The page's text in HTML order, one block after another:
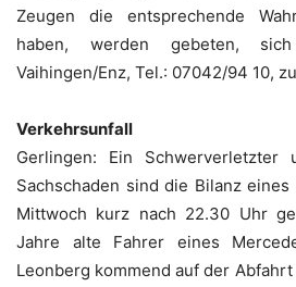
Zeugen die entsprechende
haben, werden gebeten,
Vaihingen/Enz, Tel.: 07042/94 10,
Verkehrsunfall
Gerlingen: Ein
Sachschaden sind die Bilanz
Mittwoch kurz nach 22.30 Uhr
Jahre alte Fahrer eines
Leonberg kommend auf der